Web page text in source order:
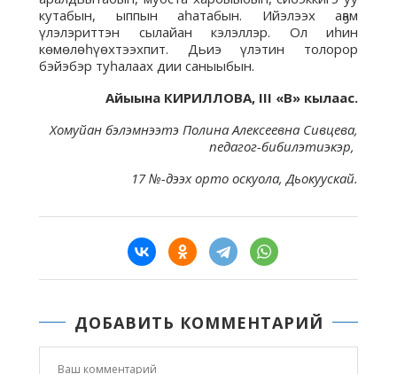
кутабын, ыппын аһатабын. Ийэлээх аҕам
үлэлэриттэн сылайан кэлэллэр. Ол иһин
көмөлөһүөхтээхпит. Дьиэ үлэтин толорор
бэйэбэр туһалаах дии саныыбын.
Айыына КИРИЛЛОВА, III «В» кылаас.
Хомуйан бэлэмнээтэ Полина Алексеевна Сивцева,
педагог-бибилэтиэкэр,
17 №-дээх орто оскуола, Дьокуускай.
ДОБАВИТЬ КОММЕНТАРИЙ